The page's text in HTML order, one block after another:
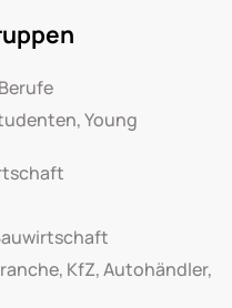
Young
KfZ, Autohändler,